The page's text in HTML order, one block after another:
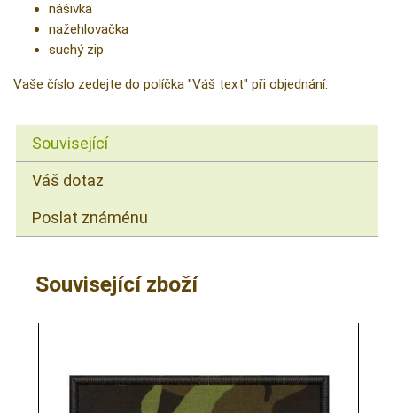
nášivka
nažehlovačka
suchý zip
Vaše číslo zedejte do políčka "Váš text" při objednání.
Související
Váš dotaz
Poslat známénu
Související zboží